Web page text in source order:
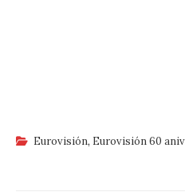
Eurovisión, Eurovisión 60